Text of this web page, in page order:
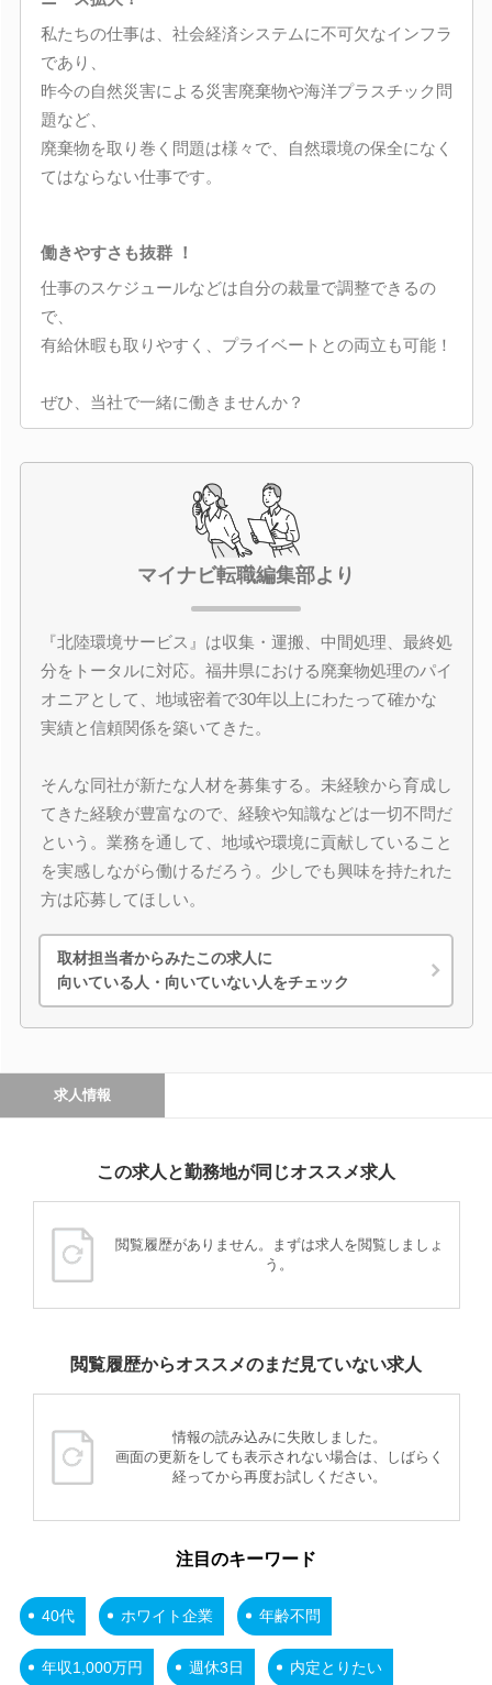
私たちの仕事は、社会経済システムに不可欠なインフラ
であり、
昨今の自然災害による災害廃棄物や海洋プラスチック問
題など、
廃棄物を取り巻く問題は様々で、自然環境の保全になく
てはならない仕事です。
働きやすさも抜群 ！
仕事のスケジュールなどは自分の裁量で調整できるの
で、
有給休暇も取りやすく、プライベートとの両立も可能！
ぜひ、当社で一緒に働きませんか？
マイナビ転職編集部より
『北陸環境サービス』は収集・運搬、中間処理、最終処
分をトータルに対応。福井県における廃棄物処理のパイ
オニアとして、地域密着で30年以上にわたって確かな
実績と信頼関係を築いてきた。
そんな同社が新たな人材を募集する。未経験から育成し
てきた経験が豊富なので、経験や知識などは一切不問だ
という。業務を通して、地域や環境に貢献していること
を実感しながら働けるだろう。少しでも興味を持たれた
方は応募してほしい。
取材担当者からみたこの求人に
向いている人・向いていない人をチェック
求人情報
この求人と勤務地が同じオススメ求人
閲覧履歴がありません。まずは求人を閲覧しましょ
う。
閲覧履歴からオススメのまだ見ていない求人
情報の読み込みに失敗しました。
画面の更新をしても表示されない場合は、しばらく
経ってから再度お試しください。
注目のキーワード
40代 ホワイト企業 年齢不問
年収1,000万円 週休3日 内定とりたい